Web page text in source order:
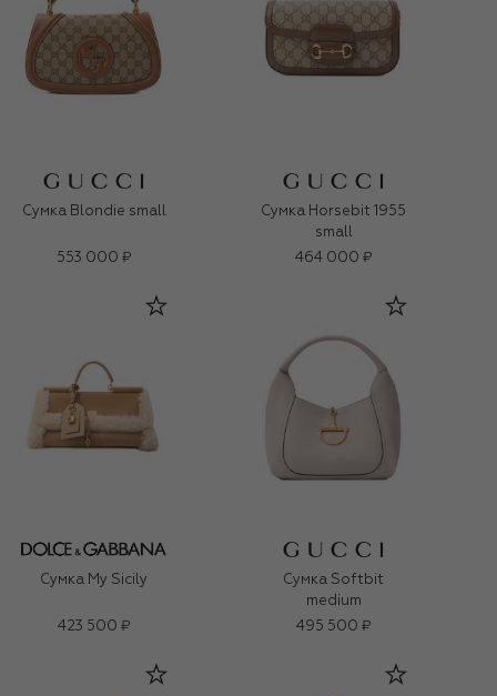
Сумка Blondie small
553 000 ₽
Сумка Horsebit 1955
small
464 000 ₽
Сумка My Sicily
423 500 ₽
Сумка Softbit
medium
495 500 ₽